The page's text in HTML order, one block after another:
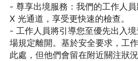
- 尊享出境服務：我們的工作人
X 光通道，享受更快速的檢查。
- 工作人員將引導您至優先出入
場規定離開。基於安全要求，工
此處，但他們會留在附近關注狀